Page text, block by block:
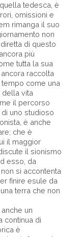
tedesca, è
omissioni e
rimanga il suo
non
di questo
più
tutta la sua
raccolta
come una
della vita
il percorso
uno studioso
è anche
che è
il maggior
il sionismo
esso, da
si accontenta
finire esule da
terra che non
un
continua di
è